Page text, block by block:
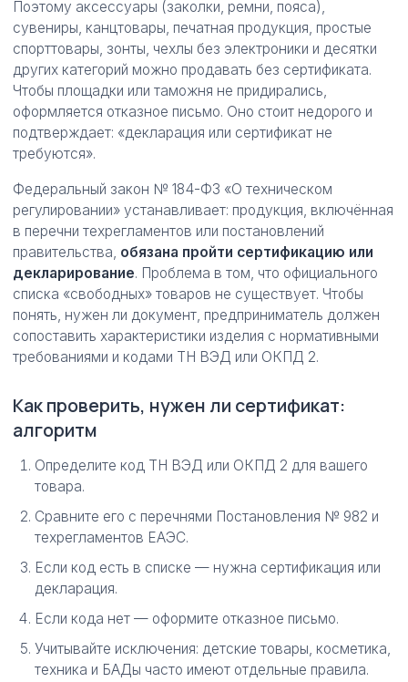
Поэтому аксессуары (заколки, ремни, пояса),
сувениры, канцтовары, печатная продукция, простые
спорттовары, зонты, чехлы без электроники и десятки
других категорий можно продавать без сертификата.
Чтобы площадки или таможня не придирались,
оформляется отказное письмо. Оно стоит недорого и
подтверждает: «декларация или сертификат не
требуются».
Федеральный закон № 184-ФЗ «О техническом
регулировании» устанавливает: продукция, включённая
в перечни техрегламентов или постановлений
правительства, обязана пройти сертификацию или
декларирование. Проблема в том, что официального
списка «свободных» товаров не существует. Чтобы
понять, нужен ли документ, предприниматель должен
сопоставить характеристики изделия с нормативными
требованиями и кодами ТН ВЭД или ОКПД 2.
Как проверить, нужен ли сертификат:
алгоритм
Определите код ТН ВЭД или ОКПД 2 для вашего
товара.
Сравните его с перечнями Постановления № 982 и
техрегламентов ЕАЭС.
Если код есть в списке — нужна сертификация или
декларация.
Если кода нет — оформите отказное письмо.
Учитывайте исключения: детские товары, косметика,
техника и БАДы часто имеют отдельные правила.